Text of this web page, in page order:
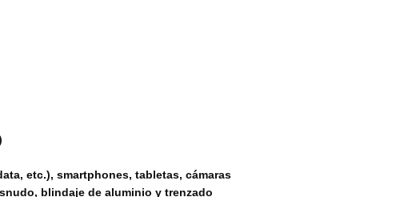
etc.), smartphones, tabletas, cámaras
blindaje de aluminio y trenzado